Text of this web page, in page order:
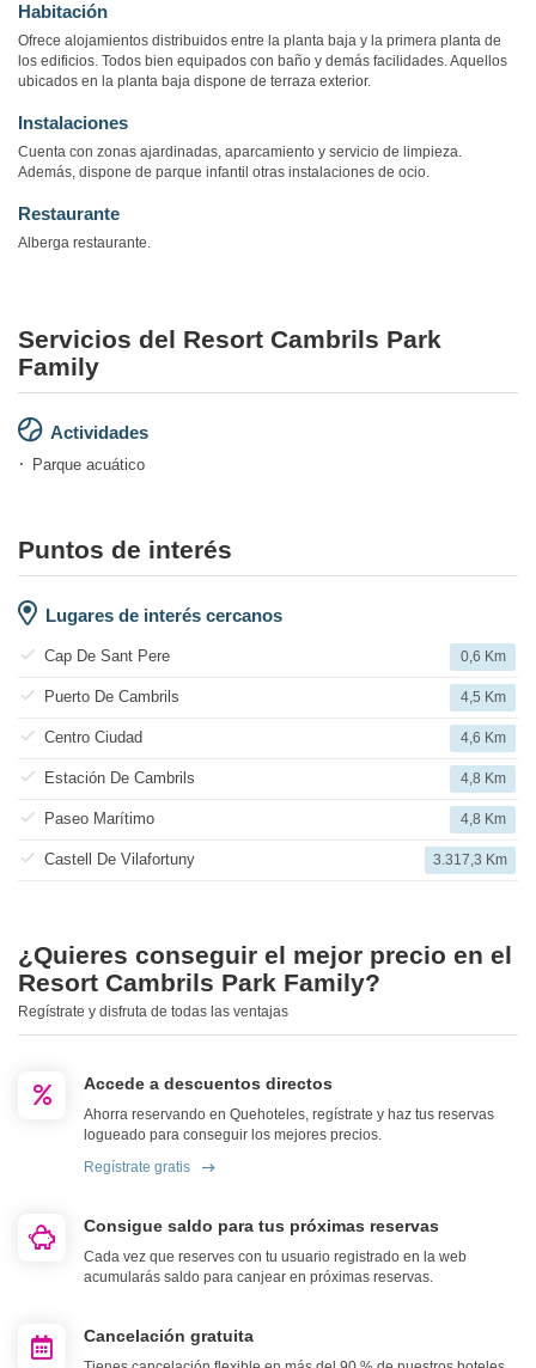
Habitación
Ofrece alojamientos distribuidos entre la planta baja y la primera planta de
los edificios. Todos bien equipados con baño y demás facilidades. Aquellos
ubicados en la planta baja dispone de terraza exterior.
Instalaciones
Cuenta con zonas ajardinadas, aparcamiento y servicio de limpieza.
Además, dispone de parque infantil otras instalaciones de ocio.
Restaurante
Alberga restaurante.
Servicios del Resort Cambrils Park
Family
Actividades
Parque acuático
Puntos de interés
Lugares de interés cercanos
Cap De Sant Pere 0,6 Km
Puerto De Cambrils 4,5 Km
Centro Ciudad 4,6 Km
Estación De Cambrils 4,8 Km
Paseo Marítimo 4,8 Km
Castell De Vilafortuny 3.317,3 Km
¿Quieres conseguir el mejor precio en el
Resort Cambrils Park Family?
Regístrate y disfruta de todas las ventajas
Accede a descuentos directos
Ahorra reservando en Quehoteles, regístrate y haz tus reservas
logueado para conseguir los mejores precios.
Regístrate gratis
Consigue saldo para tus próximas reservas
Cada vez que reserves con tu usuario registrado en la web
acumularás saldo para canjear en próximas reservas.
Cancelación gratuita